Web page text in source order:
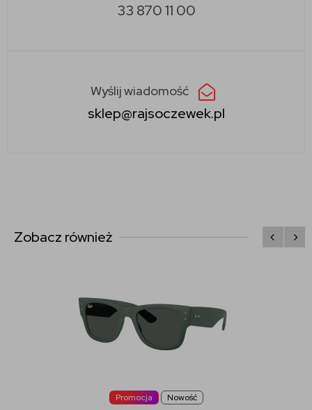
33 870 11 00
Wyślij wiadomość
sklep@rajsoczewek.pl
Zobacz również
Promocja Nowość